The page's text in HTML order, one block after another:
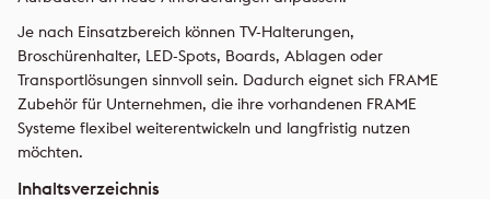
Je nach Einsatzbereich können TV-Halterungen,
Broschürenhalter, LED-Spots, Boards, Ablagen oder
Transportlösungen sinnvoll sein. Dadurch eignet sich FRAME
Zubehör für Unternehmen, die ihre vorhandenen FRAME
Systeme flexibel weiterentwickeln und langfristig nutzen
möchten.
Inhaltsverzeichnis